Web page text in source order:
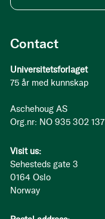
Contact
Universitetsforlaget
75 år med kunnskap
Aschehoug AS
Org.nr: NO 935 302 137
Visit us:
Sehesteds gate 3
0164 Oslo
Norway